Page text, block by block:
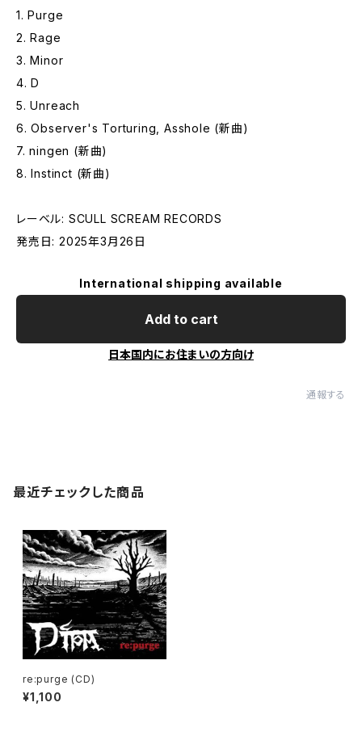
1. Purge
2. Rage
3. Minor
4. D
5. Unreach
6. Observer's Torturing, Asshole (新曲)
7. ningen (新曲)
8. Instinct (新曲)
レーベル: SCULL SCREAM RECORDS
発売日: 2025年3月26日
International shipping available
Add to cart
日本国内にお住まいの方向け
通報する
最近チェックした商品
re:purge (CD)
¥1,100